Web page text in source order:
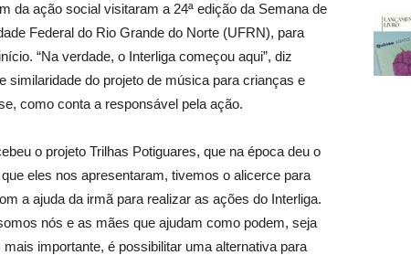
da ação social visitaram a 24ª edição da Semana de
Federal do Rio Grande do Norte (UFRN), para
“Na verdade, o Interliga começou aqui”, diz
similaridade do projeto de música para crianças e
como conta a responsável pela ação.
o projeto Trilhas Potiguares, que na época deu o
eles nos apresentaram, tivemos o alicerce para
a ajuda da irmã para realizar as ações do Interliga.
nós e as mães que ajudam como podem, seja
importante, é possibilitar uma alternativa para